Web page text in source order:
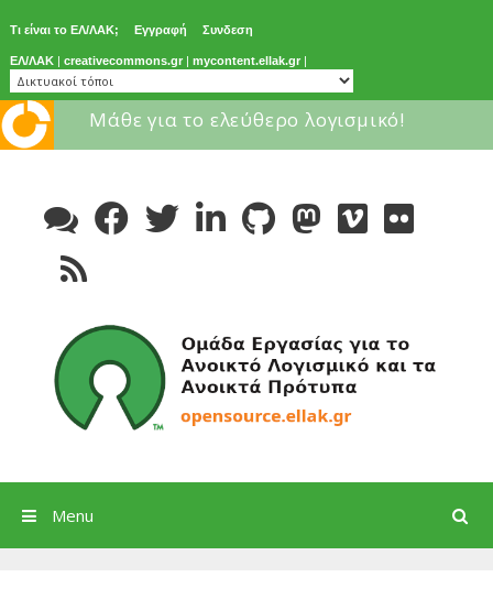
Τι είναι το ΕΛ/ΛΑΚ; Εγγραφή Συνδεση
ΕΛ/ΛΑΚ | creativecommons.gr | mycontent.ellak.gr |
Μάθε για το ελεύθερο λογισμικό!
content
Search
Menu